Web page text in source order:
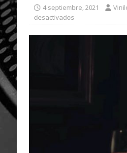
4 septiembre, 2021
desactivados